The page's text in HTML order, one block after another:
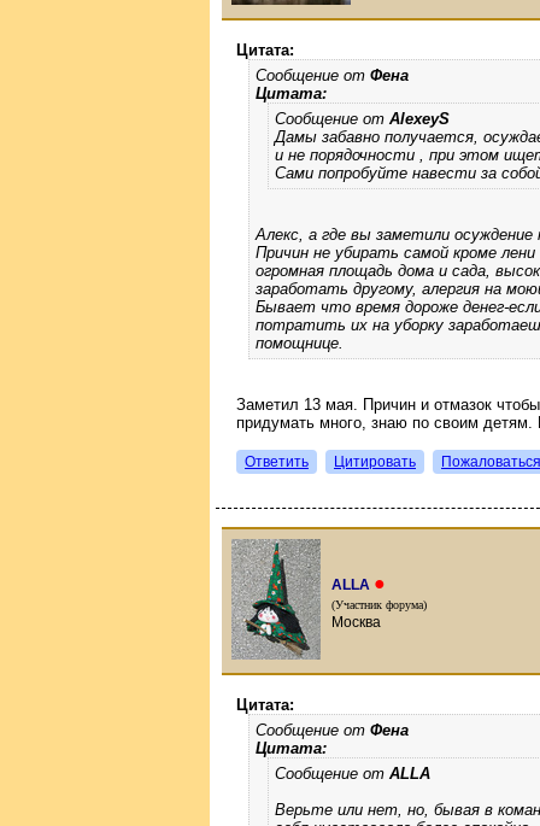
Цитата:
Сообщение от Фена
Цитата:
Сообщение от AlexeyS
Дамы забавно получается,
и не порядочности , при этом
Сами попробуйте навести за
Алекс, а где вы заметили
Причин не убирать самой кроме
огромная площадь дома и сада,
заработать другому, алергия на
Бывает что время дороже денег-
потратить их на уборку
помощнице.
Заметил 13 мая. Причин и отмазок
придумать много, знаю по своим детям.
Ответить Цитировать Пожаловаться
ALLA ●
(Участник форума)
Москва
Цитата:
Сообщение от Фена
Цитата:
Сообщение от ALLA
Верьте или нет, но, бывая в